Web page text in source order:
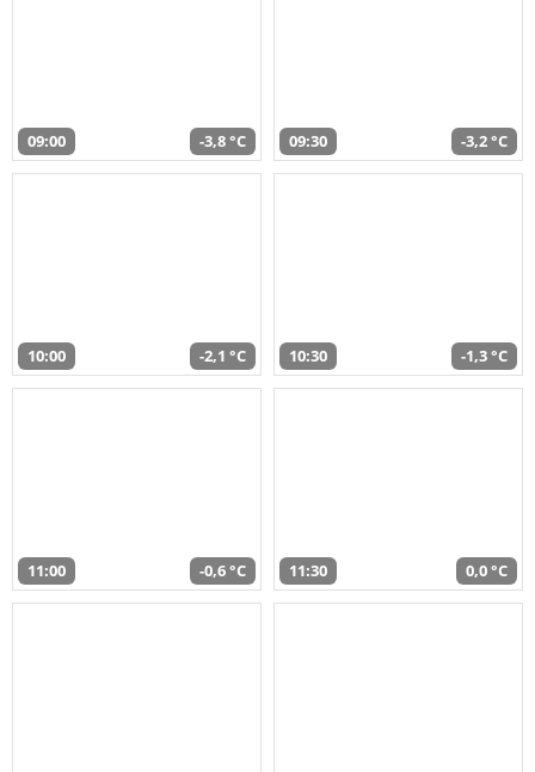
09:00 -3,8 °C 09:30 -3,2 °C
10:00 -2,1 °C 10:30 -1,3 °C
11:00 -0,6 °C 11:30 0,0 °C